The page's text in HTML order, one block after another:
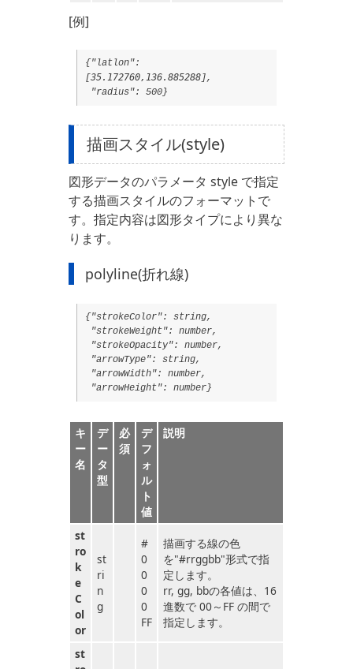
[例]
{"latlon":
[35.172760,136.885288],
"radius": 500}
描画スタイル(style)
図形データのパラメータ style で指定
する描画スタイルのフォーマットで
す。指定内容は図形タイプにより異な
ります。
polyline(折れ線)
{"strokeColor": string,
"strokeWeight": number,
"strokeOpacity": number,
"arrowType": string,
"arrowWidth": number,
"arrowHeight": number}
キ
ー
名
デ
ー
タ
型
必
須
デ
フ
ォ
ル
ト
値
説明
st
ro
k
e
C
ol
or
st
ri
n
g
#
0
0
0
0
FF
描画する線の色
を"#rrggbb"形式で指
定します。
rr, gg, bbの各値は、16
進数で 00～FF の間で
指定します。
st